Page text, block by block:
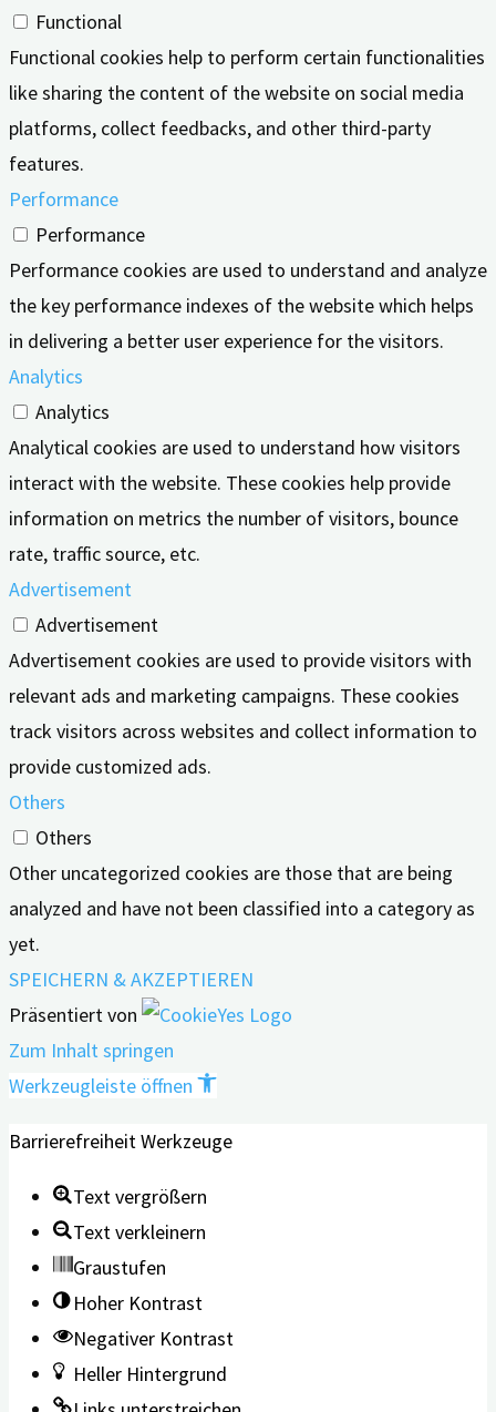
Functional
Functional cookies help to perform certain functionalities
like sharing the content of the website on social media
platforms, collect feedbacks, and other third-party
features.
Performance
Performance
Performance cookies are used to understand and analyze
the key performance indexes of the website which helps
in delivering a better user experience for the visitors.
Analytics
Analytics
Analytical cookies are used to understand how visitors
interact with the website. These cookies help provide
information on metrics the number of visitors, bounce
rate, traffic source, etc.
Advertisement
Advertisement
Advertisement cookies are used to provide visitors with
relevant ads and marketing campaigns. These cookies
track visitors across websites and collect information to
provide customized ads.
Others
Others
Other uncategorized cookies are those that are being
analyzed and have not been classified into a category as
yet.
SPEICHERN & AKZEPTIEREN
Präsentiert von
Zum Inhalt springen
Werkzeugleiste öffnen
Barrierefreiheit Werkzeuge
Text vergrößern
Text verkleinern
Graustufen
Hoher Kontrast
Negativer Kontrast
Heller Hintergrund